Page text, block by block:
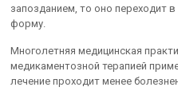
запозданием, то оно переходит
форму.
Многолетняя медицинская
медикаментозной терапией
лечение проходит менее